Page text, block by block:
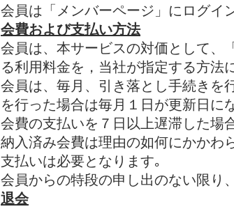
会員は「メンバーページ」にログイ
会費および支払い方法
会員は、本サービスの対価として、
る利用料金を，当社が指定する方法
会員は、毎月、引き落とし手続きを
を行った場合は毎月１日が更新日に
会費の支払いを７日以上遅滞した場
納入済み会費は理由の如何にかかわ
支払いは必要となります｡
会員からの特段の申し出のない限り
退会